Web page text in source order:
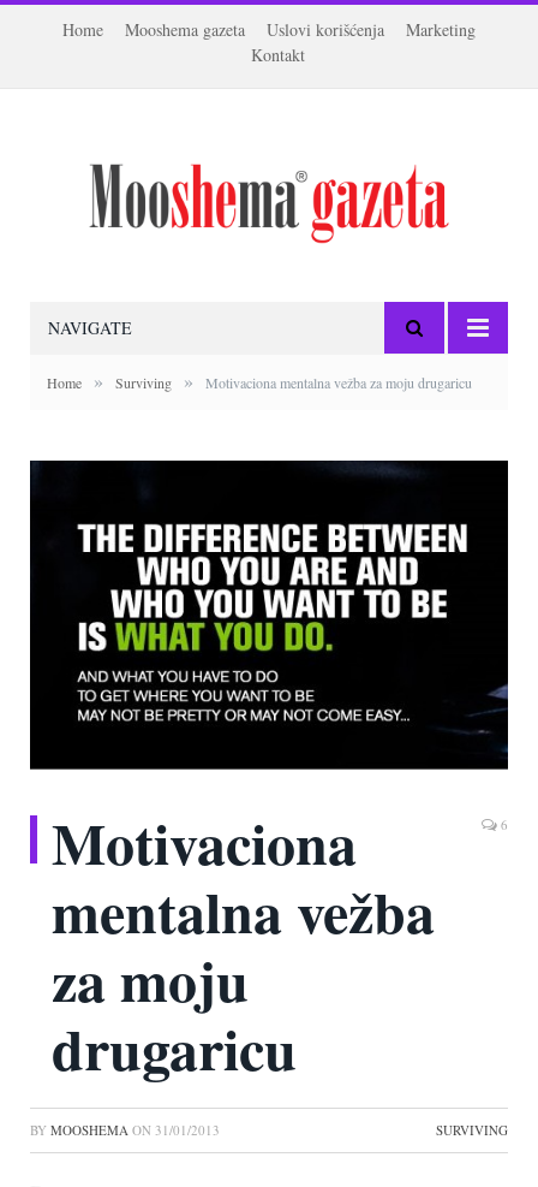
Home Mooshema gazeta Uslovi korišćenja
Marketing
Kontakt
NAVIGATE
Home » Surviving » Motivaciona mentalna vežba za moju drugaricu
Motivaciona
mentalna vežba
za moju
drugaricu
6
BY MOOSHEMA ON 31/01/2013 SURVIVING